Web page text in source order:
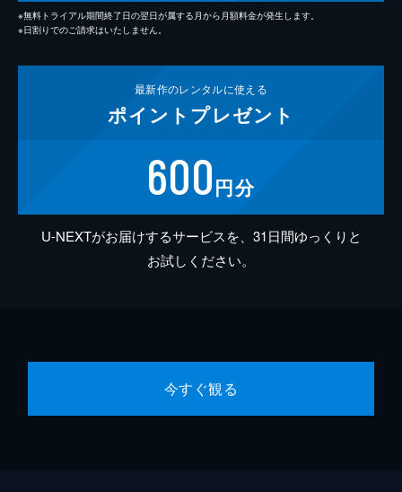
※無料トライアル期間終了日の翌日が属する月から月額料金が発生します。
※日割りでのご請求はいたしません。
最新作のレンタルに使える
ポイント プレゼント
600円分
U-NEXTがお届けするサービスを、31日間ゆっくりと
お試しください。
今すぐ観る